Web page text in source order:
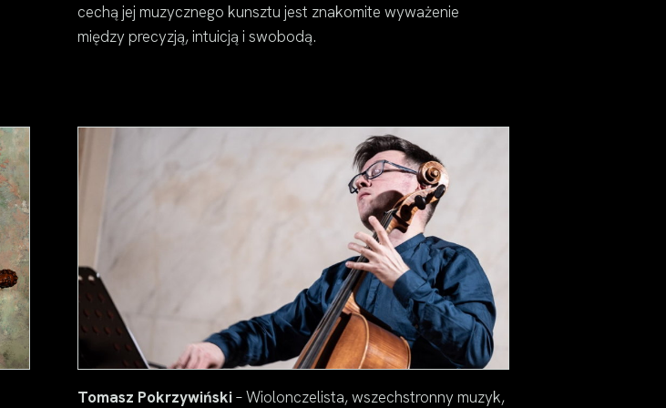
cechą jej muzycznego kunsztu jest znakomite wyważenie
między precyzją, intuicją i swobodą.
Tomasz Pokrzywiński– Wiolonczelista, wszechstronny muzyk,